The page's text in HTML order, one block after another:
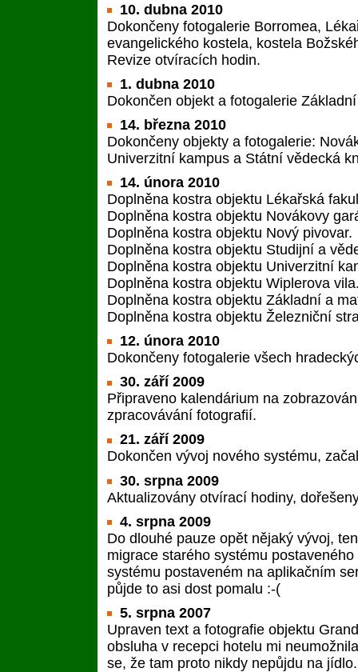
10. dubna 2010
Dokončeny fotogalerie Borromea,
evangelického kostela, kostela
Revize otvíracích hodin.
1. dubna 2010
Dokončen objekt a fotogalerie
14. března 2010
Dokončeny objekty a fotogalerie:
Univerzitní kampus a Státní vědecká
14. února 2010
Doplněna kostra objektu Lékařská
Doplněna kostra objektu Novákovy
Doplněna kostra objektu Nový pivovar.
Doplněna kostra objektu Studijní a
Doplněna kostra objektu Univerzitní
Doplněna kostra objektu Wiplerova
Doplněna kostra objektu Základní a
Doplněna kostra objektu Železniční
12. února 2010
Dokončeny fotogalerie všech
30. září 2009
Připraveno kalendárium na
zpracovávání fotografií.
21. září 2009
Dokončen vývoj nového systému,
30. srpna 2009
Aktualizovány otvírací hodiny,
4. srpna 2009
Do dlouhé pauze opět nějaký vývoj,
migrace starého systému
systému postaveném na aplikačním
půjde to asi dost pomalu :-(
5. srpna 2007
Upraven text a fotografie objektu
obsluha v recepci hotelu mi
se, že tam proto nikdy nepůjdu na